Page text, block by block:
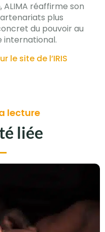
réaffirme son
plus
du pouvoir au
international.
le site de l’IRIS
lecture
liée